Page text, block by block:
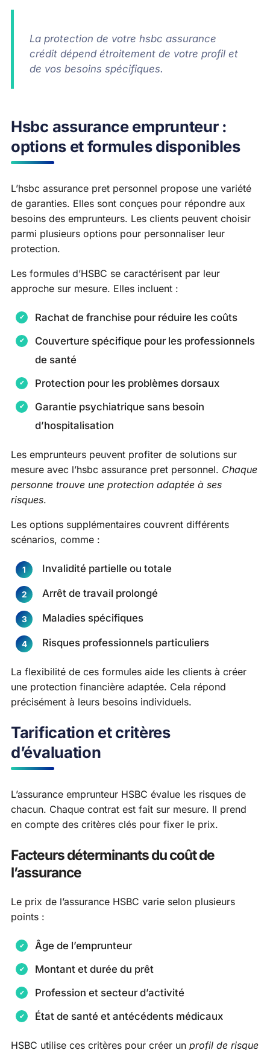
La protection de votre hsbc assurance
crédit dépend étroitement de votre profil et
de vos besoins spécifiques.
Hsbc assurance emprunteur :
options et formules disponibles
L’hsbc assurance pret personnel propose une variété
de garanties. Elles sont conçues pour répondre aux
besoins des emprunteurs. Les clients peuvent choisir
parmi plusieurs options pour personnaliser leur
protection.
Les formules d’HSBC se caractérisent par leur
approche sur mesure. Elles incluent :
Rachat de franchise pour réduire les coûts
Couverture spécifique pour les professionnels
de santé
Protection pour les problèmes dorsaux
Garantie psychiatrique sans besoin
d’hospitalisation
Les emprunteurs peuvent profiter de solutions sur
mesure avec l’hsbc assurance pret personnel. Chaque
personne trouve une protection adaptée à ses
risques.
Les options supplémentaires couvrent différents
scénarios, comme :
Invalidité partielle ou totale
Arrêt de travail prolongé
Maladies spécifiques
Risques professionnels particuliers
La flexibilité de ces formules aide les clients à créer
une protection financière adaptée. Cela répond
précisément à leurs besoins individuels.
Tarification et critères
d’évaluation
L’assurance emprunteur HSBC évalue les risques de
chacun. Chaque contrat est fait sur mesure. Il prend
en compte des critères clés pour fixer le prix.
Facteurs déterminants du coût de
l’assurance
Le prix de l’assurance HSBC varie selon plusieurs
points :
Âge de l’emprunteur
Montant et durée du prêt
Profession et secteur d’activité
État de santé et antécédents médicaux
HSBC utilise ces critères pour créer un profil de risque